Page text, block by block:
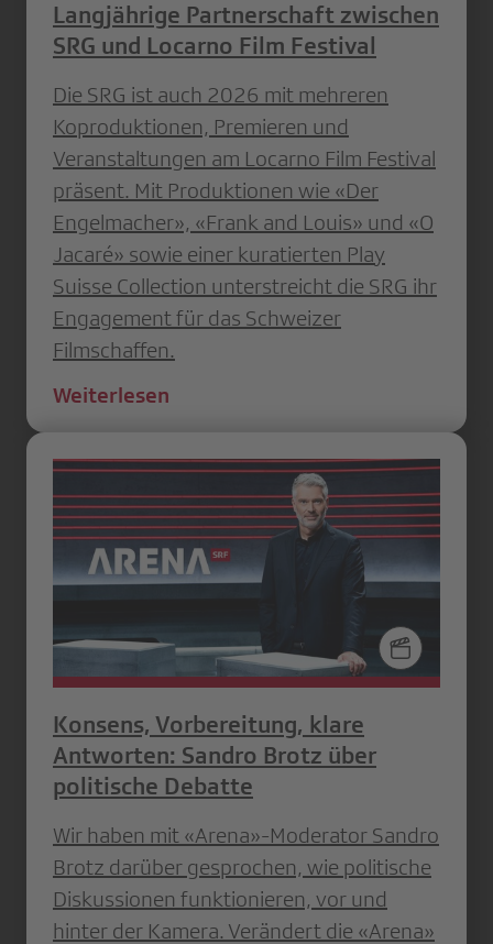
Langjährige Partnerschaft zwischen
SRG und Locarno Film Festival
Die SRG ist auch 2026 mit mehreren
Koproduktionen, Premieren und
Veranstaltungen am Locarno Film Festival
präsent. Mit Produktionen wie «Der
Engelmacher», «Frank and Louis» und «O
Jacaré» sowie einer kuratierten Play
Suisse Collection unterstreicht die SRG ihr
Engagement für das Schweizer
Filmschaffen.
Weiterlesen
Konsens, Vorbereitung, klare
Antworten: Sandro Brotz über
politische Debatte
Wir haben mit «Arena»-Moderator Sandro
Brotz darüber gesprochen, wie politische
Diskussionen funktionieren, vor und
hinter der Kamera. Verändert die «Arena»